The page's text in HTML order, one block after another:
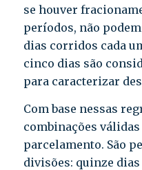
se houver
períodos, não
dias corridos cada
cinco dias são
para caracterizar
Com base nessas
combinações
parcelamento. São
divisões: quinze